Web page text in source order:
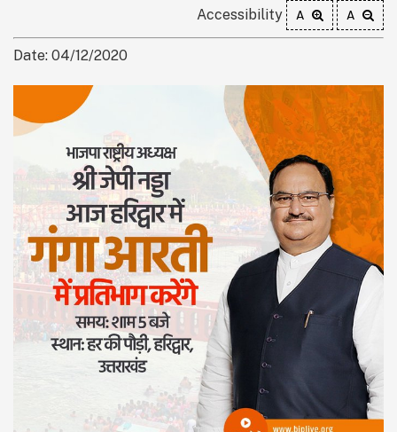
Accessibility A A
Date: 04/12/2020